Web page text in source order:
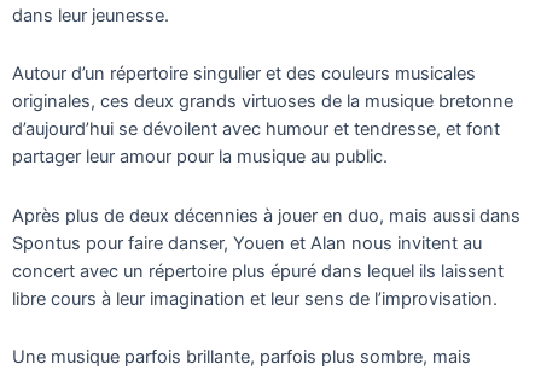
dans leur jeunesse.
Autour d’un répertoire singulier et des couleurs musicales
originales, ces deux grands virtuoses de la musique bretonne
d’aujourd’hui se dévoilent avec humour et tendresse, et font
partager leur amour pour la musique au public.
Après plus de deux décennies à jouer en duo, mais aussi dans
Spontus pour faire danser, Youen et Alan nous invitent au
concert avec un répertoire plus épuré dans lequel ils laissent
libre cours à leur imagination et leur sens de l’improvisation.
Une musique parfois brillante, parfois plus sombre, mais